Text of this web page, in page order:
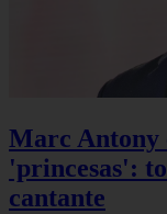
Marc Antony
'princesas':
cantante